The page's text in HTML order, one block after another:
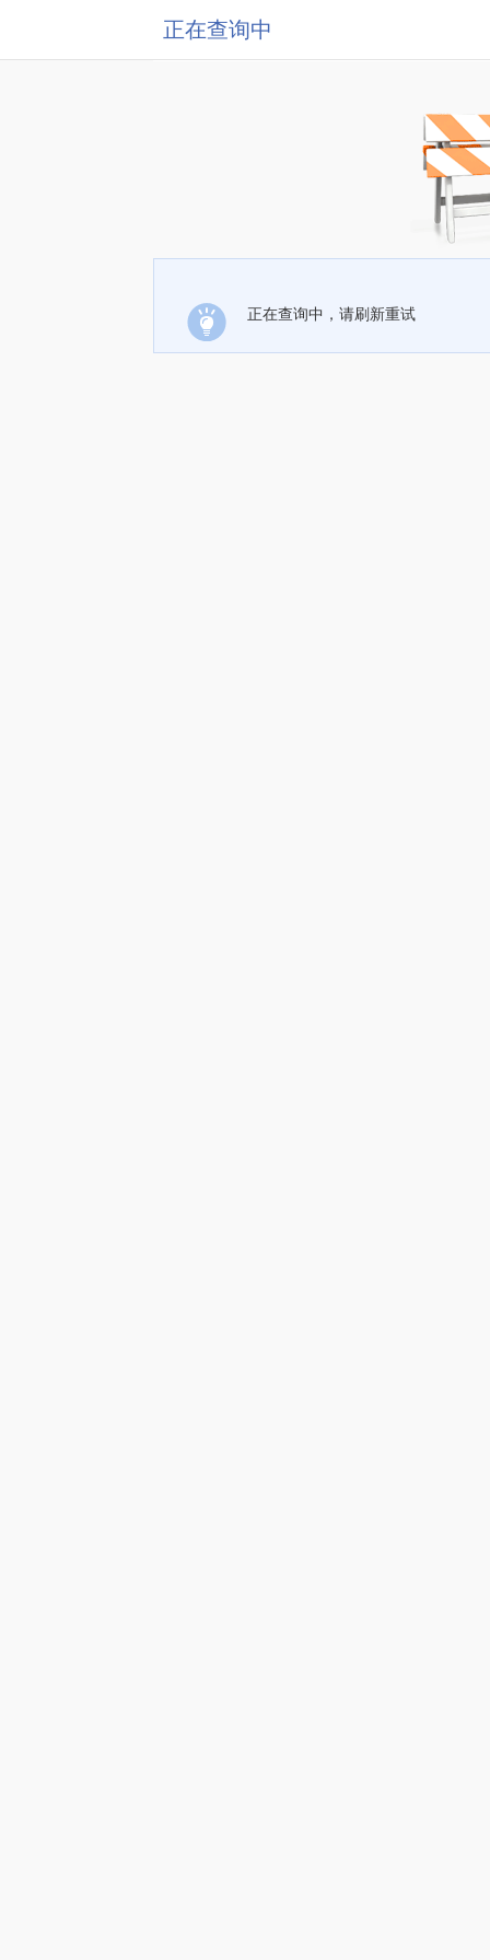
正在查询中
正在查询中，请刷新重试